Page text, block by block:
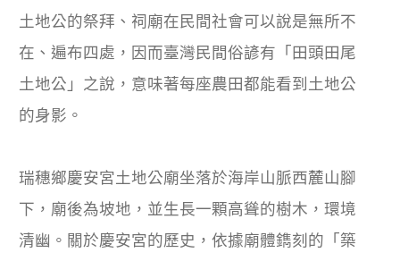
土地公的祭拜、祠廟在民間社會可以說是無所不
在、遍布四處，因而臺灣民間俗諺有「田頭田尾
土地公」之說，意味著每座農田都能看到土地公
的身影。
瑞穗鄉慶安宮土地公廟坐落於海岸山脈西麓山腳
下，廟後為坡地，並生長一顆高聳的樹木，環境
清幽。關於慶安宮的歷史，依據廟體鐫刻的「築